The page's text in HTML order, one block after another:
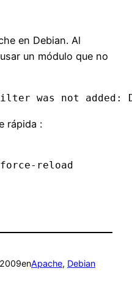
en Debian. Al
un módulo que no
rápida :
enApache, Debian